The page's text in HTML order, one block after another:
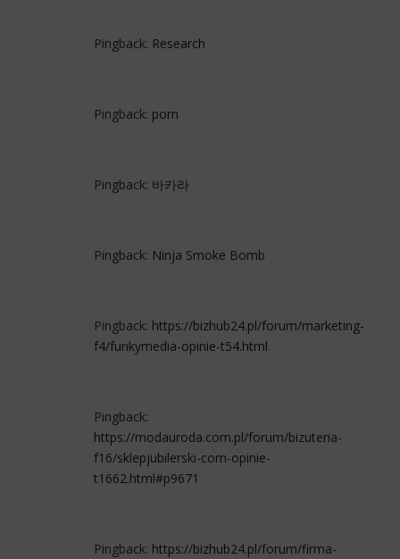
Pingback: Research
Pingback: porn
Pingback: 바카라
Pingback: Ninja Smoke Bomb
Pingback: https://bizhub24.pl/forum/marketing-
f4/funkymedia-opinie-t54.html
Pingback:
https://modauroda.com.pl/forum/bizuteria-
f16/sklepjubilerski-com-opinie-
t1662.html#p9671
Pingback: https://bizhub24.pl/forum/firma-